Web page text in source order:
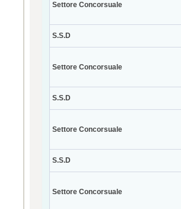
Settore Concorsuale
S.S.D
Settore Concorsuale
S.S.D
Settore Concorsuale
S.S.D
Settore Concorsuale